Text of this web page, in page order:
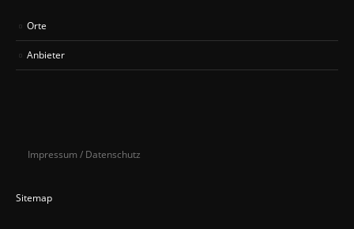
Orte
Anbieter
Impressum / Datenschutz
Sitemap